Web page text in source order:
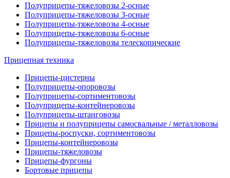
Полуприцепы-тяжеловозы 2-осные
Полуприцепы-тяжеловозы 3-осные
Полуприцепы-тяжеловозы 4-осные
Полуприцепы-тяжеловозы 6-осные
Полуприцепы-тяжеловозы телескопические
Прицепная техника
Прицепы-цистерны
Полуприцепы-опоровозы
Полуприцепы-сортиментовозы
Полуприцепы-контейнеровозы
Полуприцепы-штанговозы
Прицепы и полуприцепы самосвальные / металловозы
Прицепы-роспуски, сортиментовозы
Прицепы-контейнеровозы
Прицепы-тяжеловозы
Прицепы-фургоны
Бортовые прицепы